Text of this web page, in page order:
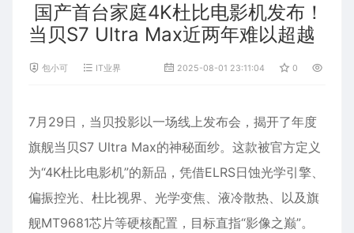
国产首台家庭4K杜比电影机发布！
当贝S7 Ultra Max近两年难以超越
包小可 IT业界 2025-08-01 23:11:04 0
7月29日， 当贝投影以一场线上发布会，揭开了年度
旗舰当贝S7 Ultra Max的神秘面纱。这款被官方定义
为“4K杜比电影机”的新品，凭借ELRS日蚀光学引擎、
偏振控光、杜比视界、光学变焦、液冷散热、以及旗
舰MT9681芯片等硬核配置，目标直指“影像之巅”。